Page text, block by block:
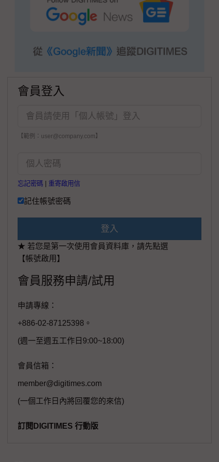
會員登入
【範例：user@company.com】
忘記密碼 重寄啟用信
記住帳號密碼
登入
★ 若您是第一次使用會員資料庫，請先點選
【帳號啟用】
會員服務申請/試用
申請專線：
+886-02-87125398。
(週一至週五工作日9:00~18:00)
會員信箱：
member@digitimes.com
(一個工作日內將回覆您的來信)
訂閱DIGITIMES 行動版